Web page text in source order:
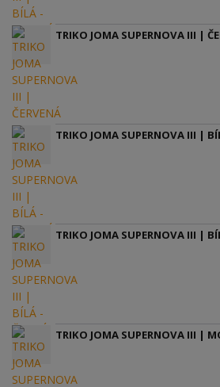
TRIKO JOMA SUPERNOVA III |
TRIKO JOMA SUPERNOVA III |
TRIKO JOMA SUPERNOVA III |
TRIKO JOMA SUPERNOVA III |